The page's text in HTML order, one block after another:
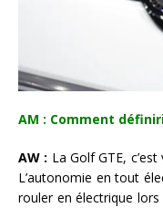
AM : Comment
AW : La Golf GTE,
L’autonomie en tout
rouler en électrique